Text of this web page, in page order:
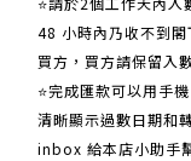
48 小時內乃收不到
買方，買方請保留入
⭐完成匯款可以用手
清晰顯示過數日期和
inbox 給本店小助手